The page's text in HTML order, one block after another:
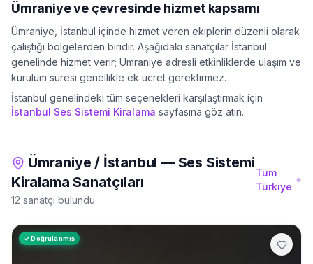
Ümraniyeve çevresinde hizmet kapsamı
Ümraniye İstanbul içinde hizmet veren ekiplerin düzenli olarak
çalıştığı bölgelerden biridir. Aşağıdaki sanatçılar İstanbul
genelinde hizmet verir; Ümraniye adresli etkinliklerde ulaşım ve
kurulum süresi genellikle ek ücret gerektirmez.
İstanbul genelindeki tüm seçenekleri karşılaştırmak için
İstanbul Ses Sistemi Kiralama sayfasına göz atın.
Ümraniye / İstanbul — Ses Sistemi
Kiralama Sanatçıları
12 sanatçı bulundu
Tüm
Türkiye
✓ Doğrulanmış